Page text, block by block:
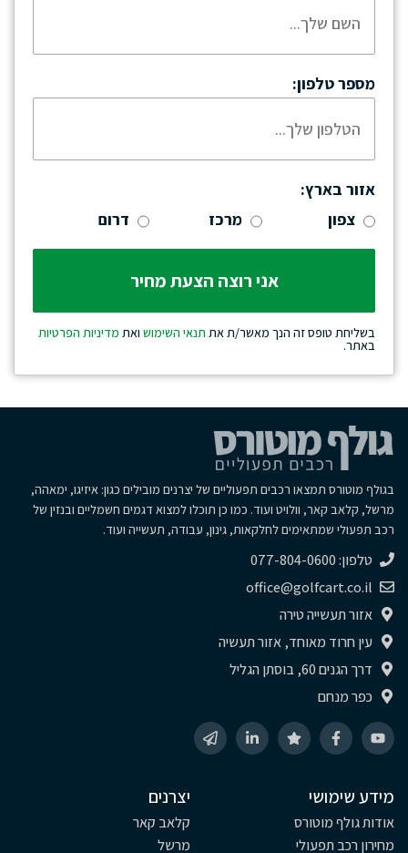
מספר טלפון:
אזור בארץ:
צפון
מרכז דרום
בשליחת טופס זה הנך מאשר/ת את תנאי השימוש ואת מדיניות הפרטיות
באתר.
בגולף מוטורס תמצאו רכבים תפעוליים של יצרנים מובילים כגון: איזיגו, ימאהה,
מרשל, קלאב קאר, וולויט ועוד. כמו כן תוכלו למצוא דגמים חשמליים ובנזין של
רכב תפעולי שמתאימים לחלקאות, גינון, עבודה, תעשייה ועוד.
טלפון: 077-804-0600
office@golfcart.co.il
אזור תעשייה טירה
עין חרוד מאוחד, אזור תעשיה
דרך הגנים 60, בוסתן הגליל
כפר מנחם
מידע שימושי
אודות גולף מוטורס
מחירון רכב תפעולי
יצרנים
קלאב קאר
מרשל